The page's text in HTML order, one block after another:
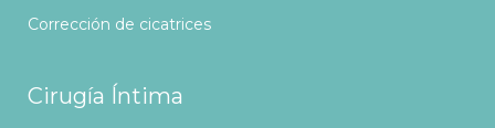
Corrección de cicatrices
Cirugía Íntima